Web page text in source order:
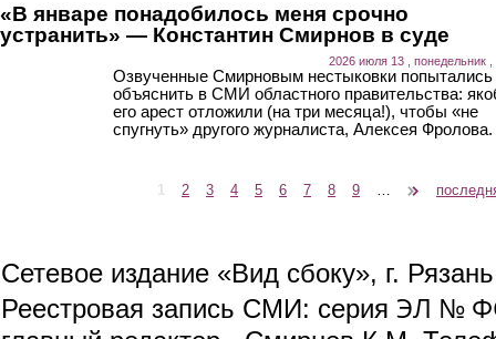
«В январе понадобилось меня срочно
устранить» — Константин Смирнов в суде
2026 июля 13 , понедельник ,
Озвученные Смирновым нестыковки попытались
объяснить в СМИ областного правительства:
его арест отложили (на три месяца!), чтобы «не
спугнуть» другого журналиста, Алексея Фролова.
1 2 3 4 5 6 7 8 9
Сетевое издание «Вид сбоку», г.
Реестровая запись СМИ: серия ЭЛ №